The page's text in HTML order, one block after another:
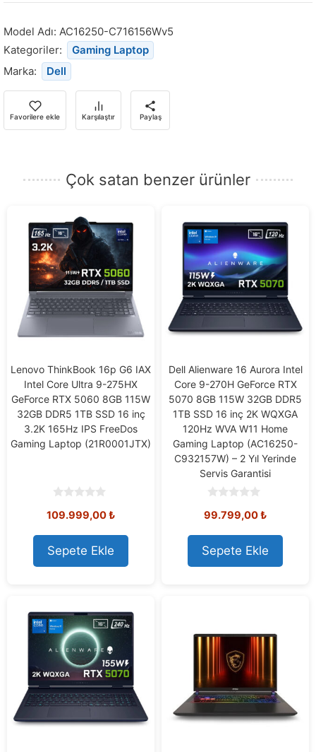
döndüğünde
bildirim
için
posta
adresinizi
Model Adı: AC16250-C716156Wv5
Kategoriler:
Gaming Laptop
Marka:
Dell
Favorilere ekle Karşılaştır Paylaş
Çok satan benzer ürünler
Lenovo ThinkBook 16p G6 IAX
Intel Core Ultra 9-275HX
GeForce RTX 5060 8GB 115W
32GB DDR5 1TB SSD 16 inç
3.2K 165Hz IPS FreeDos
Gaming Laptop (21R0001JTX)
o
t
o
f
5
109.999,00₺
Sepete Ekle
Dell Alienware 16 Aurora Intel
Core 9-270H GeForce RTX
5070 8GB 115W 32GB DDR5
1TB SSD 16 inç 2K WQXGA
120Hz WVA W11 Home
Gaming Laptop (AC16250-
C932157W) – 2 Yıl Yerinde
Servis Garantisi
o
t
o
f
5
99.799,00₺
Sepete Ekle